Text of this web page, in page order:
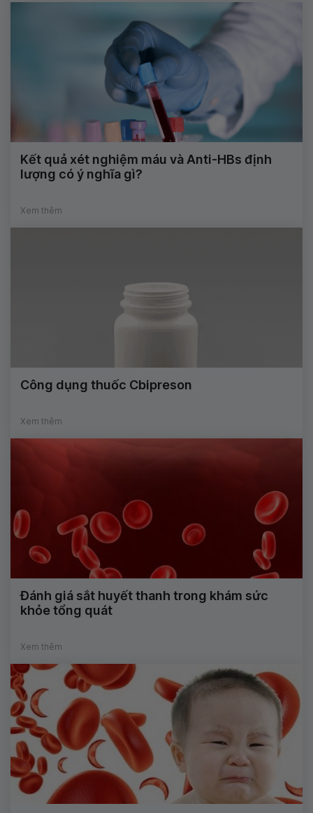
Kết quả xét nghiệm máu và Anti-HBs định
lượng có ý nghĩa gì?
Xem thêm
Công dụng thuốc Cbipreson
Xem thêm
Đánh giá sắt huyết thanh trong khám sức
khỏe tổng quát
Xem thêm